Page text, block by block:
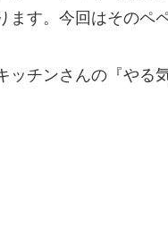
ます。今回はそのペ
チンさんの『やる